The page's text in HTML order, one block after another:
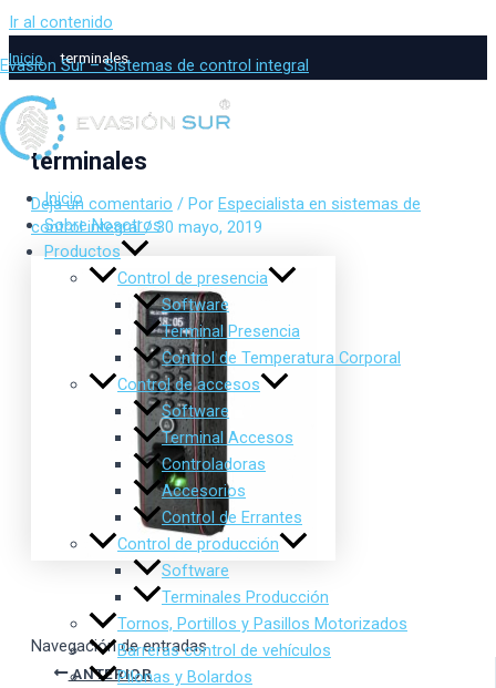
Ir al contenido
Evasion Sur – Sistemas de control integral
Inicio
Sobre Nosotros
Productos
Control de presencia
Software
Terminal Presencia
Control de Temperatura Corporal
Control de accesos
Software
Terminal Accesos
Controladoras
Accesorios
Control de Errantes
Control de producción
Software
Terminales Producción
Tornos, Portillos y Pasillos Motorizados
Barreras control de vehículos
Pilonas y Bolardos
Inicio terminales
terminales
Deja un comentario / Por Especialista en sistemas de
control integral/30 mayo, 2019
Navegación de entradas
ANTERIOR